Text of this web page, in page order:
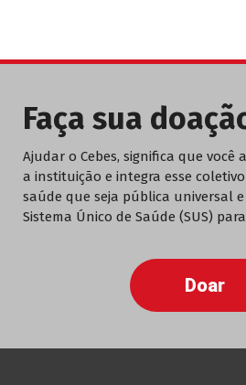
Faça sua
Ajudar o Cebes, significa que
a instituição e integra esse
saúde que seja pública universal
Sistema Único de Saúde (SUS)
Doar